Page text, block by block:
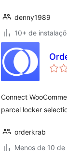
denny1989
10+ de
Connect
parcel locker
orderkrab
Menos de 10